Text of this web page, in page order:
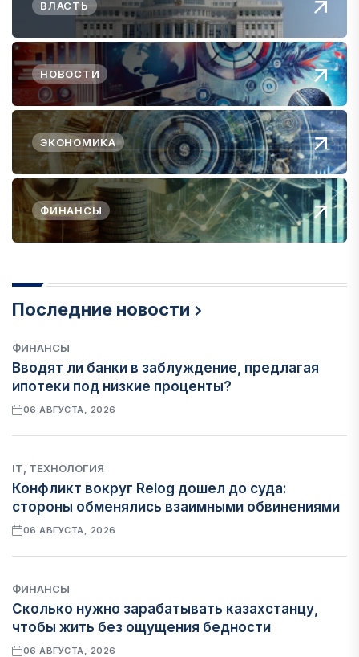
ВЛАСТЬ
НОВОСТИ
ЭКОНОМИКА
ФИНАНСЫ
Последние новости
ФИНАНСЫ
Вводят ли банки в заблуждение, предлагая
ипотеки под низкие проценты?
06 АВГУСТА, 2026
IT, ТЕХНОЛОГИЯ
Конфликт вокруг Relog дошел до суда:
стороны обменялись взаимными обвинениями
06 АВГУСТА, 2026
ФИНАНСЫ
Сколько нужно зарабатывать казахстанцу,
чтобы жить без ощущения бедности
06 АВГУСТА, 2026